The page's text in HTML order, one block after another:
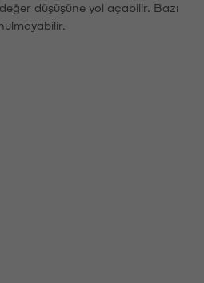
düşüşüne yol açabilir. Bazı